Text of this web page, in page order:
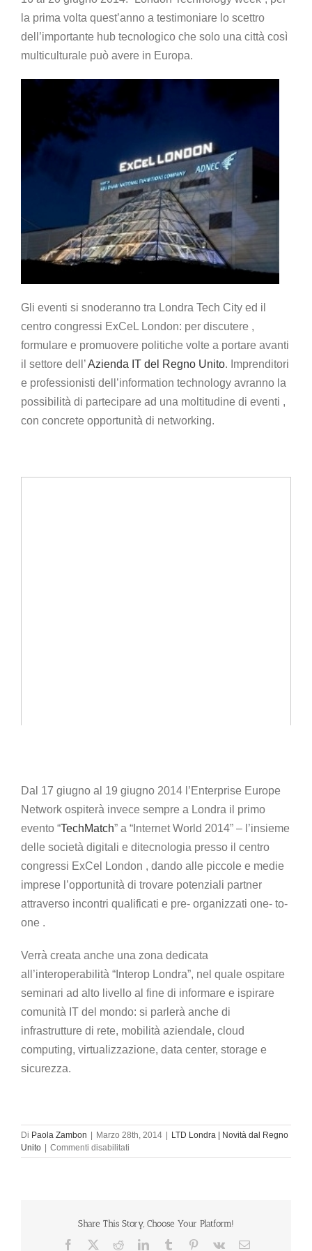
la prima volta quest’anno a testimoniare lo scettro
dell’importante hub tecnologico che solo una città così
multiculturale può avere in Europa.
Gli eventi si snoderanno tra Londra Tech City ed il
centro congressi ExCeL London: per discutere ,
formulare e promuovere politiche volte a portare avanti
il settore dell’Azienda IT del Regno Unito. Imprenditori
e professionisti dell’information technology avranno la
possibilità di partecipare ad una moltitudine di eventi ,
con concrete opportunità di networking.
Dal 17 giugno al 19 giugno 2014 l’Enterprise Europe
Network ospiterà invece sempre a Londra il primo
evento “TechMatch” a “Internet World 2014” – l’insieme
delle società digitali e ditecnologia presso il centro
congressi ExCel London , dando alle piccole e medie
imprese l’opportunità di trovare potenziali partner
attraverso incontri qualificati e pre- organizzati one- to-
one .
Verrà creata anche una zona dedicata
all’interoperabilità “Interop Londra”, nel quale ospitare
seminari ad alto livello al fine di informare e ispirare
comunità IT del mondo: si parlerà anche di
infrastrutture di rete, mobilità aziendale, cloud
computing, virtualizzazione, data center, storage e
sicurezza.
Di Paola Zambon Marzo 28th, 2014
LTD Londra | Novità dal Regno
Unito
Commenti disabilitati
LTD
tecnologia
giugno
Share This Story, Choose Your Platform!
Facebook RedditLinkedInTumblr Pinterest
Vk Email